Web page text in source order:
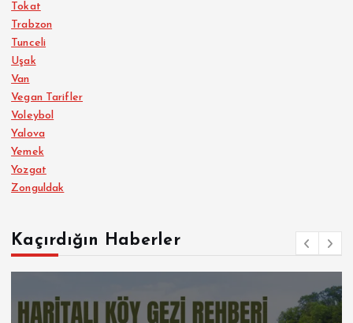
Tokat
Trabzon
Tunceli
Uşak
Van
Vegan Tarifler
Voleybol
Yalova
Yemek
Yozgat
Zonguldak
Kaçırdığın Haberler